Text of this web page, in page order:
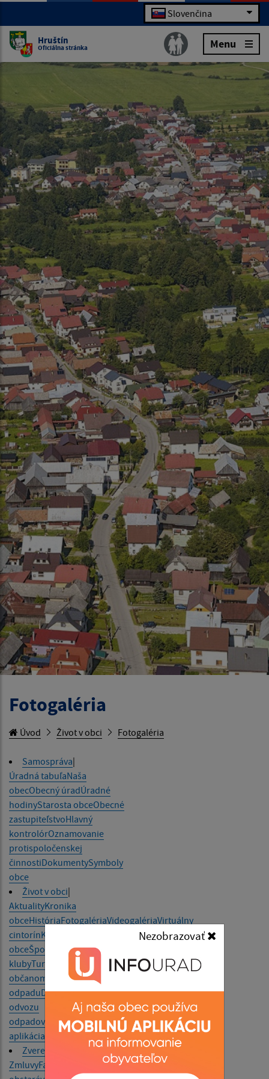
Nezobrazovať
Slovenčina
Hruštín
Oficiálna stránka Menu
Fotogaléria
Úvod Život v obci Fotogaléria
Samospráva|
Úradná tabuľaNaša
obecObecný úradÚradné
hodinyStarosta obceObecné
zastupiteľstvoHlavný
kontrolórOznamovanie
protispoločenskej
činnostiDokumentySymboly
obce
Život v obci|
AktualityKronika
obceHistóriaFotogalériaVideogalériaVirtuálny
cintorínKultúra
obceŠportové
klubyTurizmus OrganizácieZdravotníctvoSlužby
občanom
Zaujímavosti
odpaduDokumenty k
odvozu
odpadov Mobilná
aplikácia obce
Zverejňovanie
ZmluvyFaktúry ObjednávkyArchívVerejné